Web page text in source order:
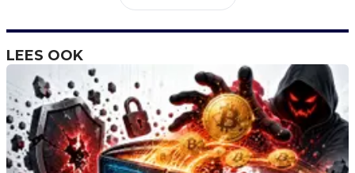
LEES OOK